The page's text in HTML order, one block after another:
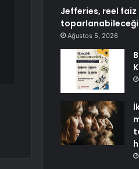
Jefferies, reel faiz
Ağustos 5, 2026